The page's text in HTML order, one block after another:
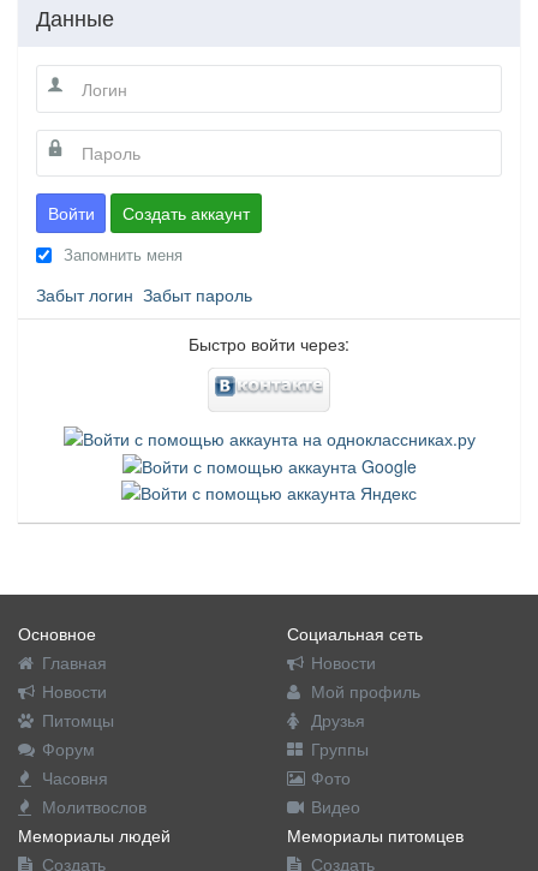
Данные
Войти Создать аккаунт
Запомнить меня
Забыт логин Забыт пароль
Быстро войти через:
Основное
Главная
Новости
Питомцы
Форум
Часовня
Молитвослов
Социальная сеть
Новости
Мой профиль
Друзья
Группы
Фото
Видео
Мемориалы людей
Создать
Мемориалы питомцев
Создать